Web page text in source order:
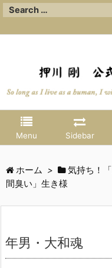
Menu Sidebar
ホーム > 気持ち！
間臭い」生き様
年男・大和魂